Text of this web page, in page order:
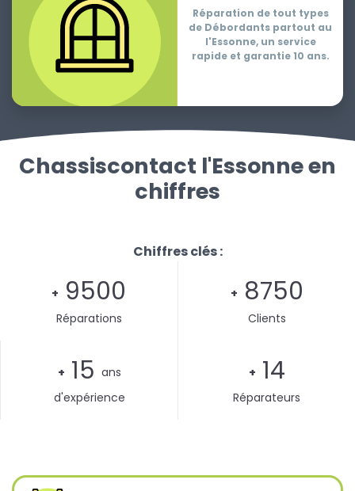
Réparation de tout types
de Débordants partout au
l'Essonne, un service
rapide et garantie 10 ans.
Chassiscontact l'Essonne en
chiffres
Chiffres clés :
+ 9500
Réparations
+ 8750
Clients
+ 15 ans
d'expérience
+ 14
Réparateurs